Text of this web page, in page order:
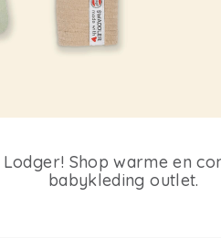
Shop warme en
babykleding outlet.